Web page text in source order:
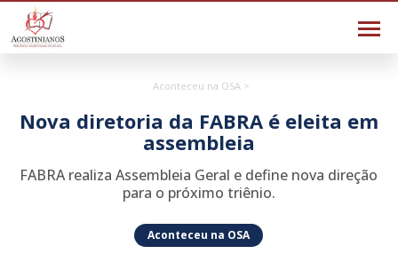
Aconteceu na OSA >
Nova diretoria da FABRA é eleita em
assembleia
FABRA realiza Assembleia Geral e define nova direção
para o próximo triênio.
Aconteceu na OSA